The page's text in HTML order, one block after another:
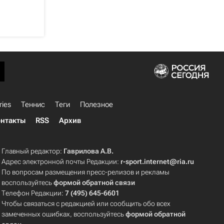
Теннис Теги
Полезное
RSS Архив
Главный редактор: Гаврилова А.В.
Адрес электронной почты Редакции: r-sport.internet@ria.ru
По вопросам размещения пресс-релизов и рекламы
воспользуйтесьформой обратной связи
Телефон Редакции:7 (495) 645-6601
Чтобы связаться с редакцией или сообщить обо всех
замеченных ошибках, воспользуйтесьформой обратной